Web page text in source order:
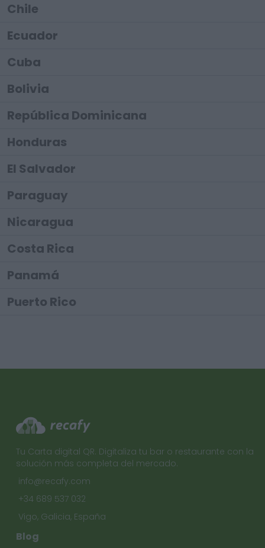
Chile
Ecuador
Cuba
Bolivia
República Dominicana
Honduras
El Salvador
Paraguay
Nicaragua
Costa Rica
Panamá
Puerto Rico
Tu Carta digital QR. Digitaliza tu bar o restaurante con la
solución más completa del mercado.
info@recafy.com
+34 689 537 032
Vigo, Galicia, España
Blog